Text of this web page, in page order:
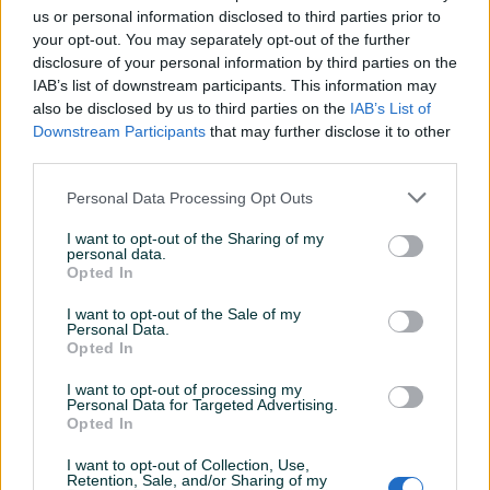
us or personal information disclosed to third parties prior to
your opt-out. You may separately opt-out of the further
disclosure of your personal information by third parties on the
IAB’s list of downstream participants. This information may
also be disclosed by us to third parties on the IAB’s List of
Downstream Participants that may further disclose it to other
Personal Data Processing Opt Outs
I want to opt-out of the Sharing of my
personal data.
Opted In
I want to opt-out of the Sale of my
Personal Data.
Opted In
I want to opt-out of processing my
Personal Data for Targeted Advertising.
Opted In
I want to opt-out of Collection, Use,
Retention, Sale, and/or Sharing of my
Izdvojeno Dostupno
AKCIJA Djeciji motoric autic
kvad na baterije na
89 KM
Izdvojeno Dostupno
RASTAR igračke na daljinski |
Range Rover Sport
prije 21 sati
Dostupno